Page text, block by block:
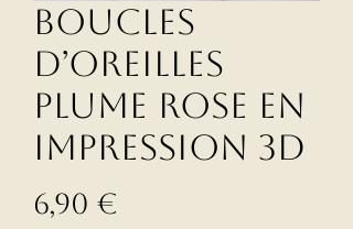
Boucles
d’oreilles
plume rose en
impression 3D
6,90 €